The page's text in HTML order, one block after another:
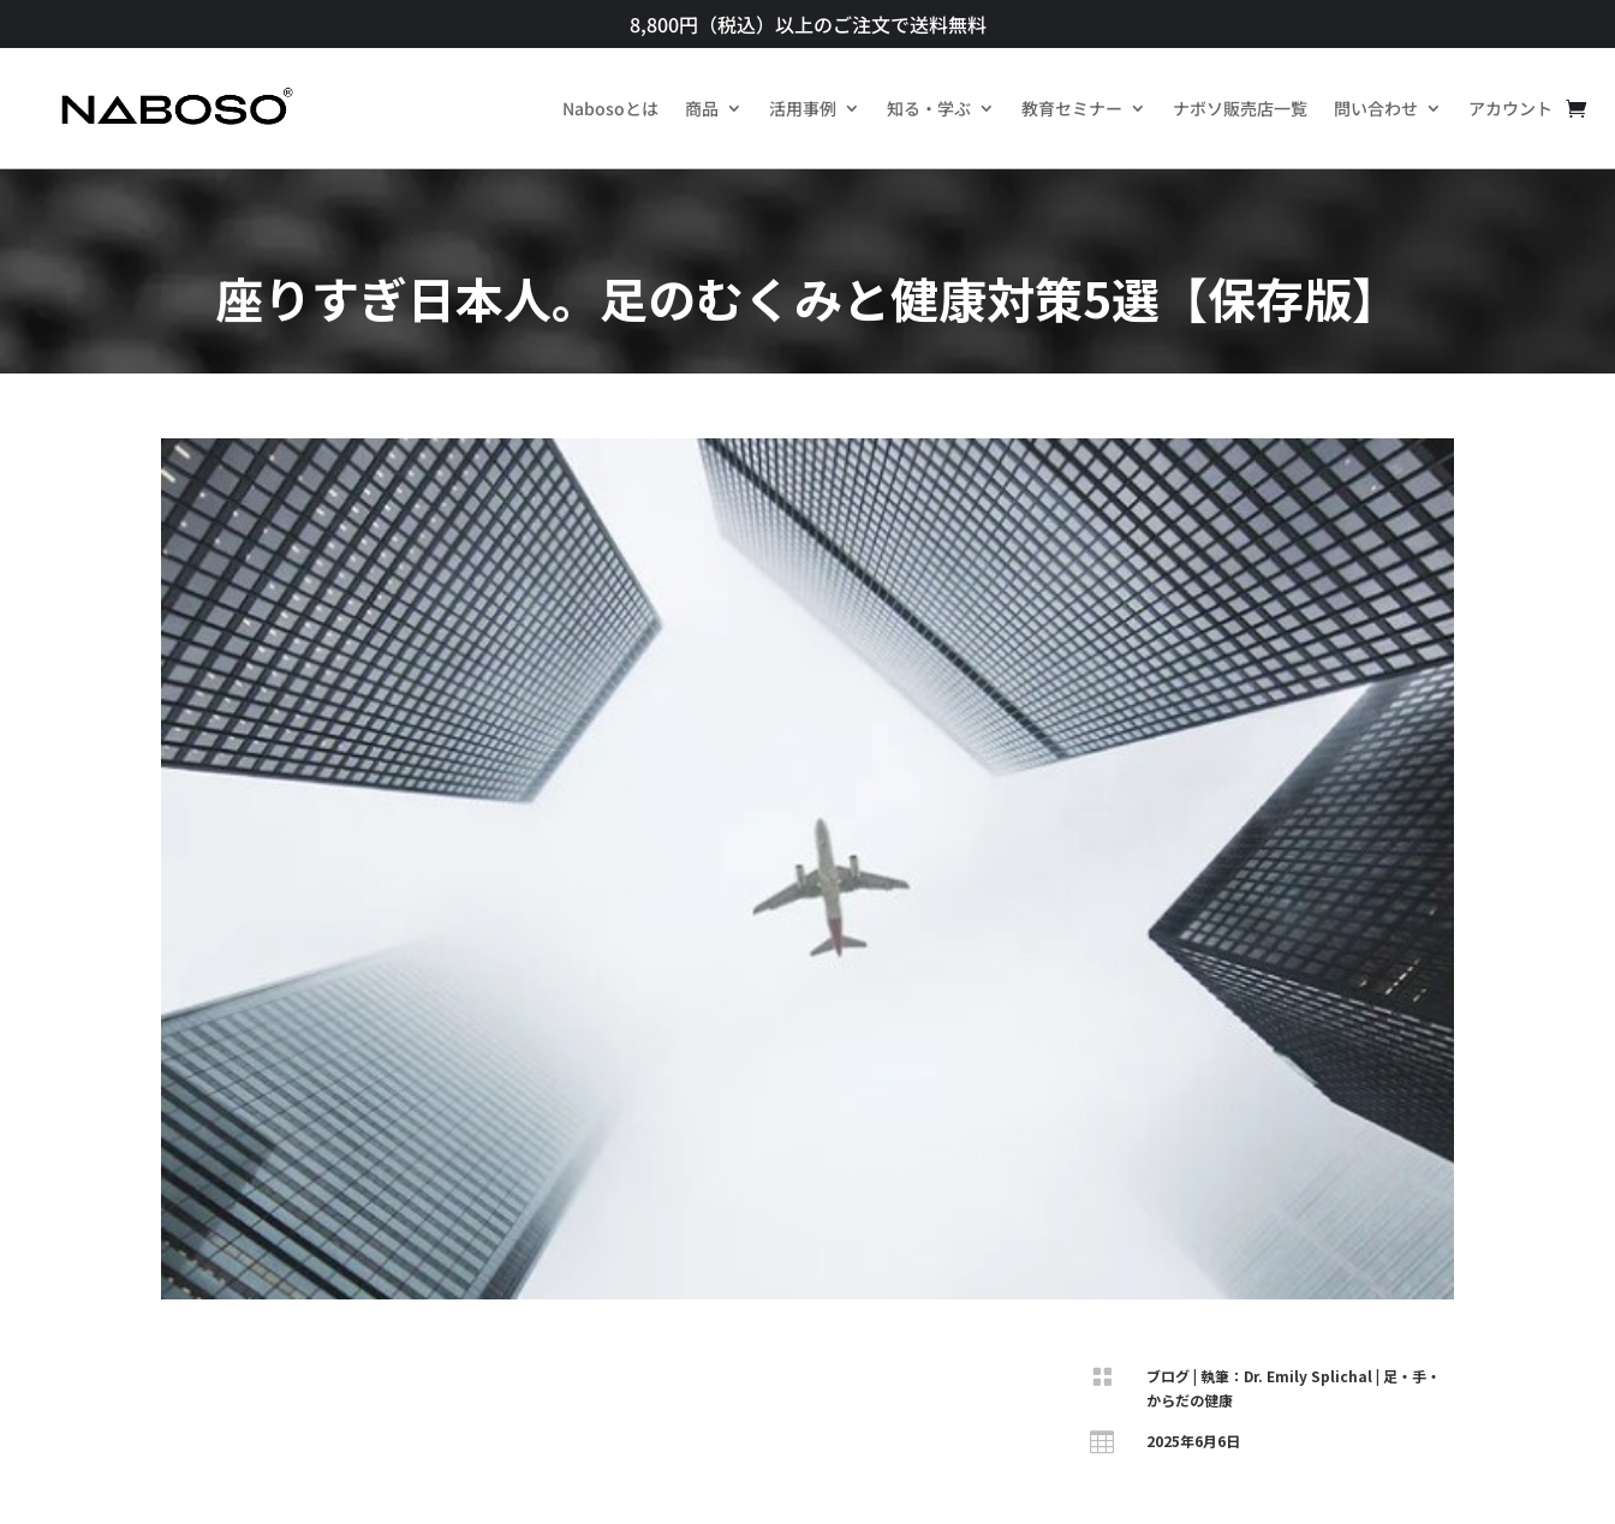
8,800円（税込）以上のご注文で送料無料​
Nabosoとは 商品​ 活用事例 知る・学ぶ 教育セミナー ナボソ販売店一覧 問い合わせ アカウント
座りすぎ日本人。足のむくみと健康対策5選【保存版】
 ブログ|執筆：Dr. Emily Splichal| 足・手・
からだの健康
 2025年6月6日